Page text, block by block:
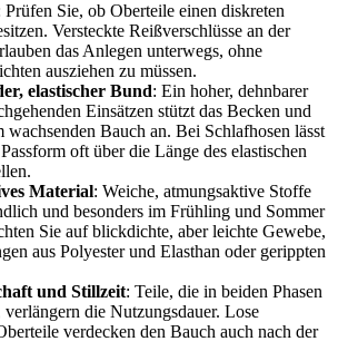
Prüfen Sie, ob Oberteile einen diskreten
Versteckte Reißverschlüsse an der
das Anlegen unterwegs, ohne
ausziehen zu müssen.
elastischer Bund: Ein hoher, dehnbarer
Einsätzen stützt das Becken und
wachsenden Bauch an. Bei Schlafhosen lässt
oft über die Länge des elastischen
Material: Weiche, atmungsaktive Stoffe
und besonders im Frühling und Sommer
Sie auf blickdichte, aber leichte Gewebe,
aus Polyester und Elasthan oder gerippten
und Stillzeit: Teile, die in beiden Phasen
die Nutzungsdauer. Lose
verdecken den Bauch auch nach der